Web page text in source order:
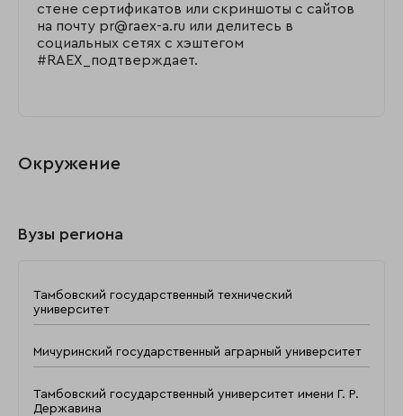
стене сертификатов или скриншоты с сайтов
на почту pr@raex-a.ru или делитесь в
социальных сетях с хэштегом
#RAEX_подтверждает.
Окружение
Вузы региона
Тамбовский государственный технический
университет
Мичуринский государственный аграрный университет
Тамбовский государственный университет имени Г. Р.
Державина